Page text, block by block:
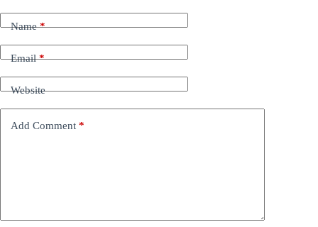
Name*
Email*
Website
Add Comment *